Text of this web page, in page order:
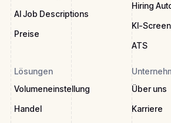
AI Job Descriptions
Preise
Hiring
KI-
ATS
Lösungen
Volumeneinstellung
Handel
Über uns
Karriere